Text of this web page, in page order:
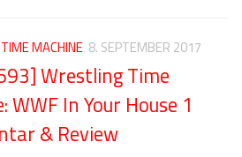
MACHINE 8. SEPTEMBER 2017
Wrestling Time
WWF In Your House 1
& Review